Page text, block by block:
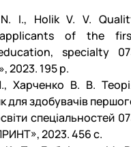
I., Holik V. V.
of the
specialty
2023. 195 p.
Харченко В. В.
для здобувачів
спеціальностей
2023. 456 с.